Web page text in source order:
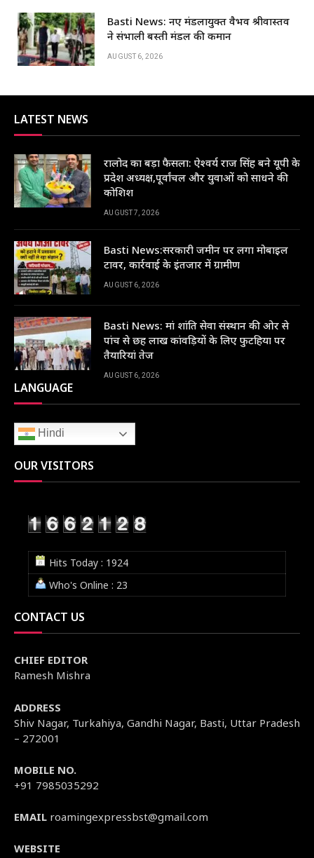
Basti News: नए मंडलायुक्त वैभव श्रीवास्तव
ने संभाली बस्ती मंडल की कमान
AUGUST 6, 2026
LATEST NEWS
रालोद का बड़ा फैसला: ऐश्वर्य राज सिंह बने यूपी के
प्रदेश अध्यक्ष,पूर्वांचल और युवाओं को साधने की
कोशिश
AUGUST 7, 2026
Basti News:सरकारी जमीन पर लगा मोबाइल
टावर, कार्रवाई के इंतजार में ग्रामीण
AUGUST 6, 2026
Basti News: मां शांति सेवा संस्थान की ओर से
पांच से छह लाख कांवड़ियों के लिए फुटहिया पर
तैयारियां तेज
AUGUST 6, 2026
LANGUAGE
Hindi
OUR VISITORS
Hits Today : 1924
Who's Online : 23
CONTACT US
CHIEF EDITOR
Ramesh Mishra
ADDRESS
Shiv Nagar, Turkahiya, Gandhi Nagar, Basti, Uttar Pradesh
– 272001
MOBILE NO.
+91 7985035292
EMAIL roamingexpressbst@gmail.com
WEBSITE